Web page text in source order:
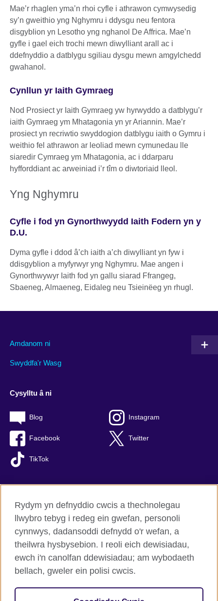
Mae’r rhaglen yma’n rhoi cyfle i athrawon cymwysedig
sy’n gweithio yng Nghymru i ddysgu neu fentora
disgyblion yn Lesotho yng nghanol De Affrica. Mae’n
gyfle i gael eich trochi mewn diwylliant arall ac i
ddefnyddio a datblygu sgiliau dysgu mewn amgylchedd
gwahanol.
Cynllun yr Iaith Gymraeg
Nod Prosiect yr Iaith Gymraeg yw hyrwyddo a datblygu’r
iaith Gymraeg ym Mhatagonia yn yr Ariannin. Mae’r
prosiect yn recriwtio swyddogion datblygu iaith o Gymru i
weithio fel athrawon ar leoliad mewn cymunedau lle
siaredir Cymraeg ym Mhatagonia, ac i ddarparu
hyfforddiant ac arweiniad i’r tîm o diwtoriaid lleol.
Yng Nghymru
Cyfle i fod yn Gynorthwyydd Iaith Fodern yn y
D.U.
Dyma gyfle i ddod â’ch iaith a’ch diwylliant yn fyw i
ddisgyblion a myfyrwyr yng Nghymru. Mae angen i
Gynorthwywyr Iaith fod yn gallu siarad Ffrangeg,
Sbaeneg, Almaeneg, Eidaleg neu Tsieinëeg yn rhugl.
Amdanom ni
Swyddfa'r Wasg
Cysylltu â ni
Blog Instagram
Facebook Twitter
TikTok
British Council Byd-eang
Preifatrwydd a thelerau defnyddio
Hygyrchedd
© 2026 British Council
Rydym yn defnyddio cwcis a thechnolegau
llwybro tebyg i redeg ein gwefan, personoli
cynnwys, dadansoddi defnydd o'r wefan, a
theilwra hysbysebion. I reoli eich dewisiadau,
ewch i'n canolfan ddewisiadau; am wybodaeth
bellach, gweler ein polisi cwcis.